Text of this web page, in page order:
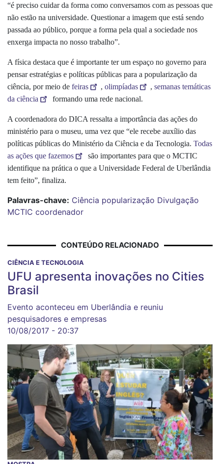
“é preciso cuidar da forma como conversamos com as pessoas que
não estão na universidade. Questionar a imagem que está sendo
passada ao público, porque a forma pela qual a sociedade nos
enxerga impacta no nosso trabalho”.
A física destaca que é importante ter um espaço no governo para
pensar estratégias e políticas públicas para a popularização da
ciência, por meio de feiras , olimpíadas , semanas temáticas
da ciência
formando uma rede nacional.
A coordenadora do DICA ressalta a importância das ações do
ministério para o museu, uma vez que “ele recebe auxílio das
políticas públicas do Ministério da Ciência e da Tecnologia. Todas
as ações que fazemos
são importantes para que o MCTIC
identifique na prática o que a Universidade Federal de Uberlândia
tem feito”, finaliza.
Palavras-chave: Ciência popularização Divulgação
MCTIC coordenador
CONTEÚDO RELACIONADO
CIÊNCIA E TECNOLOGIA
UFU apresenta inovações no Cities
Brasil
Evento aconteceu em Uberlândia e reuniu
pesquisadores e empresas
10/08/2017 - 20:37